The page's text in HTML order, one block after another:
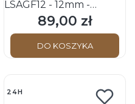
LSAGF12 - 12mm -
BEŻOWY - Skórzany
pasek do zegarka
Cena
89,00 zł
DO KOSZYKA
24H